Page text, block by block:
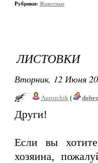
Рубрики: Животные
ЛИСТОВКИ
Вторник, 12 Июня
Aurorchik (
Други!
Если вы
хозяина,